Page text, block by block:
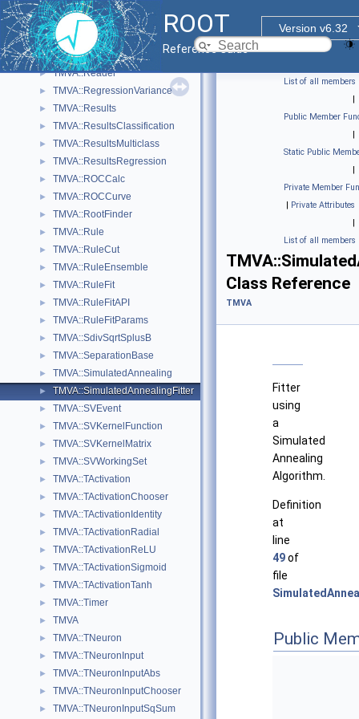
ROOT
Version v6.32
Reference Guide
► TMVA::PDEFoamVect
► TMVA::PDF
► TMVA::QuickMVAProbEstimator
► TMVA::Ranking
► TMVA::Reader
► TMVA::RegressionVariance
► TMVA::Results
► TMVA::ResultsClassification
► TMVA::ResultsMulticlass
► TMVA::ResultsRegression
► TMVA::ROCCalc
► TMVA::ROCCurve
► TMVA::RootFinder
► TMVA::Rule
► TMVA::RuleCut
► TMVA::RuleEnsemble
► TMVA::RuleFit
► TMVA::RuleFitAPI
► TMVA::RuleFitParams
► TMVA::SdivSqrtSplusB
► TMVA::SeparationBase
► TMVA::SimulatedAnnealing
► TMVA::SimulatedAnnealingFitter
► TMVA::SVEvent
► TMVA::SVKernelFunction
► TMVA::SVKernelMatrix
► TMVA::SVWorkingSet
► TMVA::TActivation
► TMVA::TActivationChooser
► TMVA::TActivationIdentity
► TMVA::TActivationRadial
► TMVA::TActivationReLU
► TMVA::TActivationSigmoid
► TMVA::TActivationTanh
► TMVA::Timer
► TMVA
► TMVA::TNeuron
► TMVA::TNeuronInput
► TMVA::TNeuronInputAbs
► TMVA::TNeuronInputChooser
► TMVA::TNeuronInputSqSum
List of all members
|
Public Member
|
Static Public
|
Private Member
| Private Attributes
|
List of all members
Class Reference
TMVA
Fitter
using
a
Simulated
Annealing
Algorithm.
Definition
at
line
49of
file
Public